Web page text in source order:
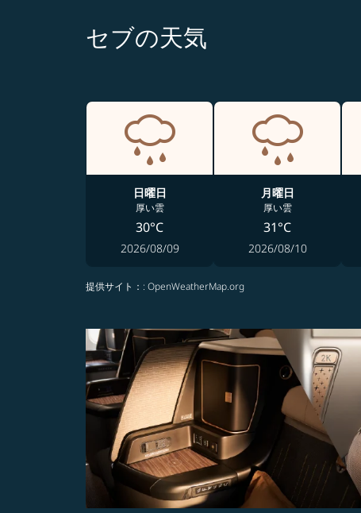
セブの天気
日曜日
厚い雲
30°C
2026/08/09
月曜日
厚い雲
31°C
2026/08/10
提供サイト： : OpenWeatherMap.org